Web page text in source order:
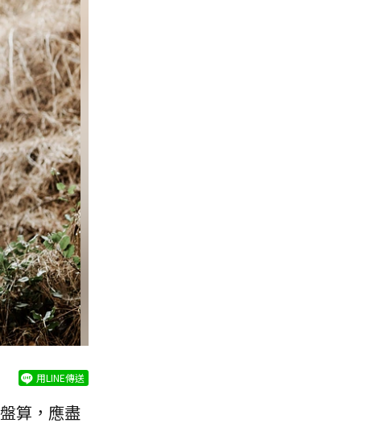
用LINE傳送
算，應盡